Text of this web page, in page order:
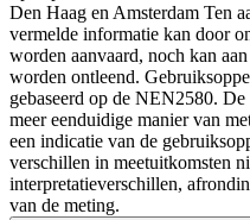
Den Haag en Amsterdam Ten
vermelde informatie kan door
worden aanvaard, noch kan
worden ontleend.
gebaseerd op de NEN2580.
meer eenduidige manier van
een indicatie van de
verschillen in meetuitkomsten
interpretatieverschillen,
van de meting.